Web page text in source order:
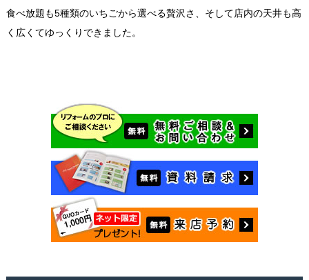
食べ放題も5種類のいちごから選べる贅沢さ、そして店内の天井も高
く広くてゆっくりできました。